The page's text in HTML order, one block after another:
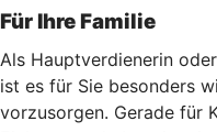
Für Ihre Familie
Als Hauptverdienerin
ist es für Sie besonders
vorzusorgen. Gerade für